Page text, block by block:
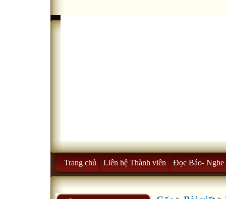
Trang chủ Liên hệ Thành viên Đọc Báo- Nghe